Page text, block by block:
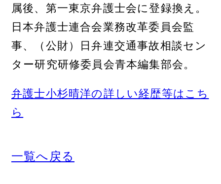
属後、第一東京弁護士会に登録換え。
日本弁護士連合会業務改革委員会監
事、（公財）日弁連交通事故相談セン
ター研究研修委員会青本編集部会。
弁護士小杉晴洋の詳しい経歴等はこち
ら
一覧へ戻る